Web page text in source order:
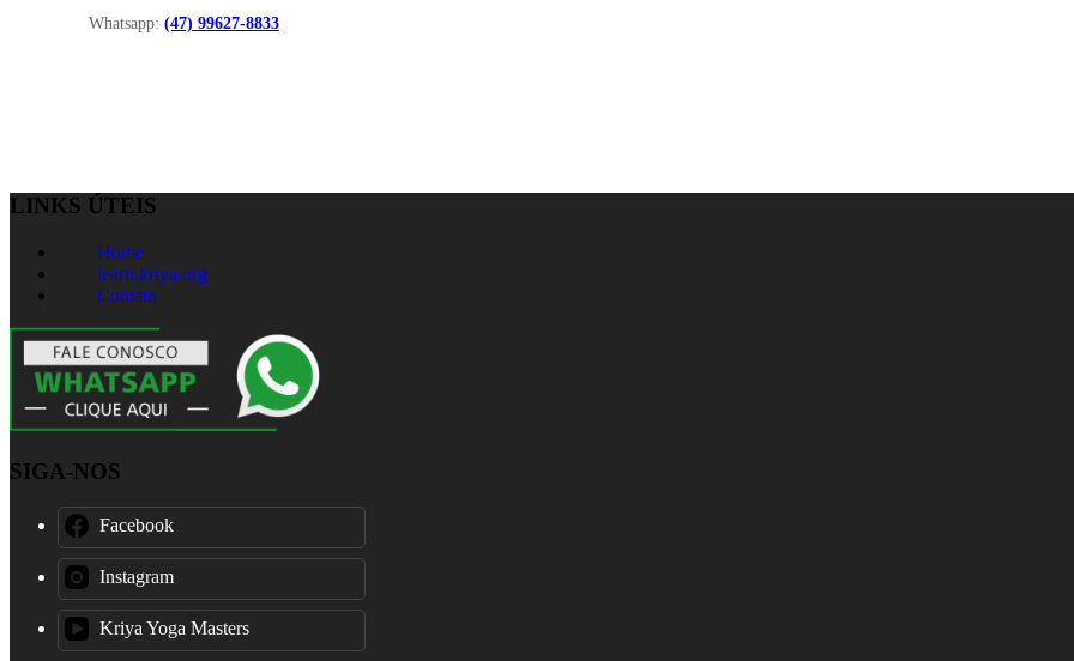
Whatsapp: (47) 99627-8833
LINKS ÚTEIS
Home
learn.kriya.org
Contato
SIGA-NOS
Facebook
Instagram
Kriya Yoga Masters